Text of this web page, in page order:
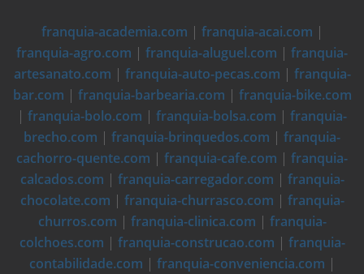
franquia-academia.com | franquia-acai.com |
franquia-agro.com | franquia-aluguel.com | franquia-
artesanato.com | franquia-auto-pecas.com | franquia-
bar.com | franquia-barbearia.com | franquia-bike.com
| franquia-bolo.com | franquia-bolsa.com | franquia-
brecho.com | franquia-brinquedos.com | franquia-
cachorro-quente.com | franquia-cafe.com | franquia-
calcados.com | franquia-carregador.com | franquia-
chocolate.com | franquia-churrasco.com | franquia-
churros.com | franquia-clinica.com | franquia-
colchoes.com | franquia-construcao.com | franquia-
contabilidade.com | franquia-conveniencia.com |